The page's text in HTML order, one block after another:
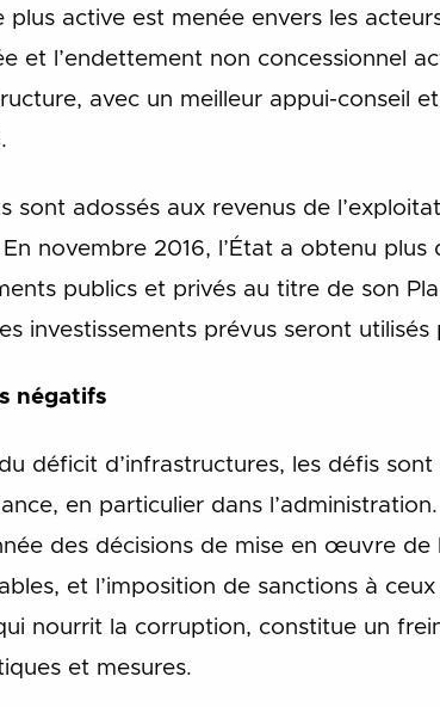
plus active est menée envers les
et l’endettement non concessionnel
avec un meilleur appui-conseil
sont adossés aux revenus de
novembre 2016, l’État a obtenu
publics et privés au titre de son
investissements prévus seront
négatifs
déficit d’infrastructures, les défis
en particulier dans
des décisions de mise en œuvre
et l’imposition de sanctions à
nourrit la corruption, constitue un
et mesures.